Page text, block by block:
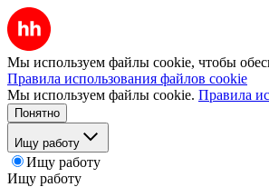
Мы используем файлы cookie, чтобы
Правила использования файлов cookie
Мы используем файлы cookie. Правила
Понятно
Ищу работу
Ищу работу
Ищу работу